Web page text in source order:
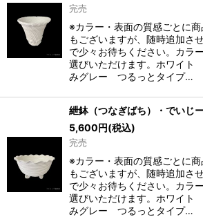
完売
※カラー・表面の質感ごとに
もございますが、随時追加さ
で少々お待ちください。カラ
選びいただけます。ホワイト
みグレー つるっとタイプ…
紲鉢（つなぎばち）・でいじ
5,600円(税込)
完売
※カラー・表面の質感ごとに
もございますが、随時追加さ
で少々お待ちください。カラ
選びいただけます。ホワイト
みグレー つるっとタイプ…